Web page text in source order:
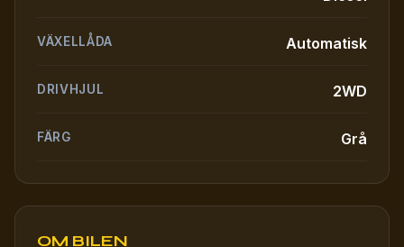
VÄXELLÅDA Automatisk
DRIVHJUL 2WD
FÄRG Grå
OM BILEN